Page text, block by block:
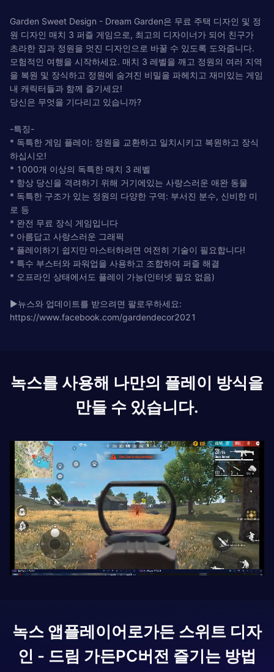
Garden Sweet Design - Dream Garden은 무료 주택 디자인 및 정
원 디자인 매치 3 퍼즐 게임으로, 최고의 디자이너가 되어 친구가
초라한 집과 정원을 멋진 디자인으로 바꿀 수 있도록 도와줍니다.
모험적인 여행을 시작하세요. 매치 3 레벨을 깨고 정원의 여러 지역
을 복원 및 장식하고 정원에 숨겨진 비밀을 파헤치고 재미있는 게임
내 캐릭터들과 함께 즐기세요!
당신은 무엇을 기다리고 있습니까?
-특징-
* 독특한 게임 플레이: 정원을 교환하고 일치시키고 복원하고 장식
하십시오!
* 1000개 이상의 독특한 매치 3 레벨
* 항상 당신을 격려하기 위해 거기에있는 사랑스러운 애완 동물
* 독특한 구조가 있는 정원의 다양한 구역: 부서진 분수, 신비한 미
로 등
* 완전 무료 장식 게임입니다
* 아름답고 사랑스러운 그래픽
* 플레이하기 쉽지만 마스터하려면 여전히 기술이 필요합니다!
* 특수 부스터와 파워업을 사용하고 조합하여 퍼즐 해결
* 오프라인 상태에서도 플레이 가능(인터넷 필요 없음)
►뉴스와 업데이트를 받으려면 팔로우하세요:
https://www.facebook.com/gardendecor2021
녹스를 사용해 나만의 플레이 방식을
만들 수 있습니다.
녹스 앱플레이어로가든 스위트 디자
인 - 드림 가든PC버전 즐기는 방법